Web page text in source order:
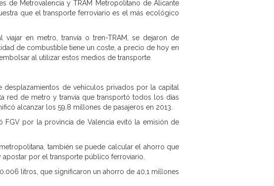
de Metrovalencia y TRAM Metropolitano de Alicante
que el transporte ferroviario es el más ecológico
viajar en metro, tranvía o tren-TRAM, se dejaron de
de combustible tiene un coste, a precio de hoy en
al utilizar estos medios de transporte.
de vehículos privados por la capital
red de metro y tranvía que transportó todos los días
alcanzar los 59,8 millones de pasajeros en 2013.
por la provincia de Valencia evitó la emisión de
también se puede calcular el ahorro que
por el transporte público ferroviario.
litros, que significaron un ahorro de 40,1 millones